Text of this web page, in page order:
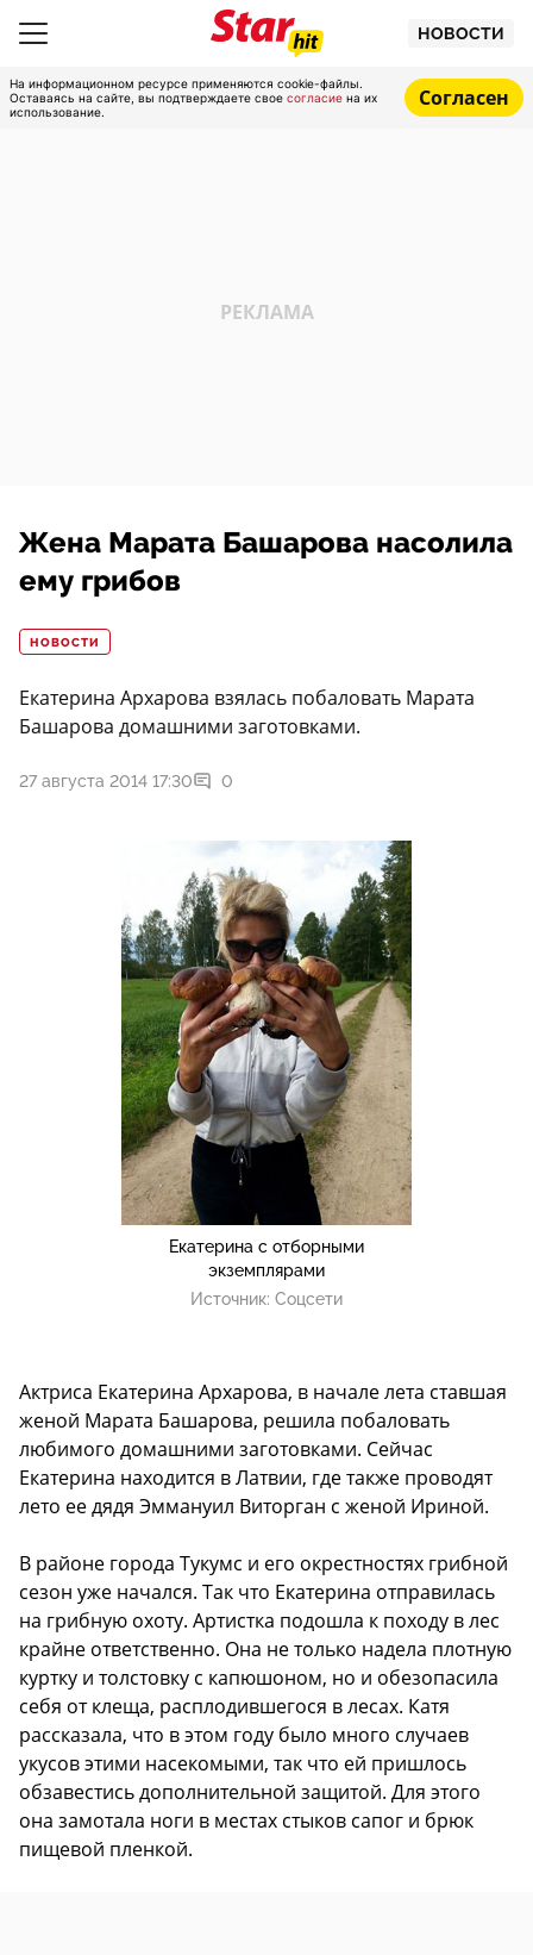
НОВОСТИ
На информационном ресурсе применяются cookie-файлы.
Оставаясь на сайте, вы подтверждаете свое согласие на их
использование.
Согласен
Жена Марата Башарова насолила
ему грибов
НОВОСТИ
Екатерина Архарова взялась побаловать Марата
Башарова домашними заготовками.
27 августа 2014 17:30 0
Екатерина с отборными
экземплярами
Источник: Соцсети
Актриса Екатерина Архарова, в начале лета ставшая
женой Марата Башарова, решила побаловать
любимого домашними заготовками. Сейчас
Екатерина находится в Латвии, где также проводят
лето ее дядя Эммануил Виторган с женой Ириной.
В районе города Тукумс и его окрестностях грибной
сезон уже начался. Так что Екатерина отправилась
на грибную охоту. Артистка подошла к походу в лес
крайне ответственно. Она не только надела плотную
куртку и толстовку с капюшоном, но и обезопасила
себя от клеща, расплодившегося в лесах. Катя
рассказала, что в этом году было много случаев
укусов этими насекомыми, так что ей пришлось
обзавестись дополнительной защитой. Для этого
она замотала ноги в местах стыков сапог и брюк
пищевой пленкой.